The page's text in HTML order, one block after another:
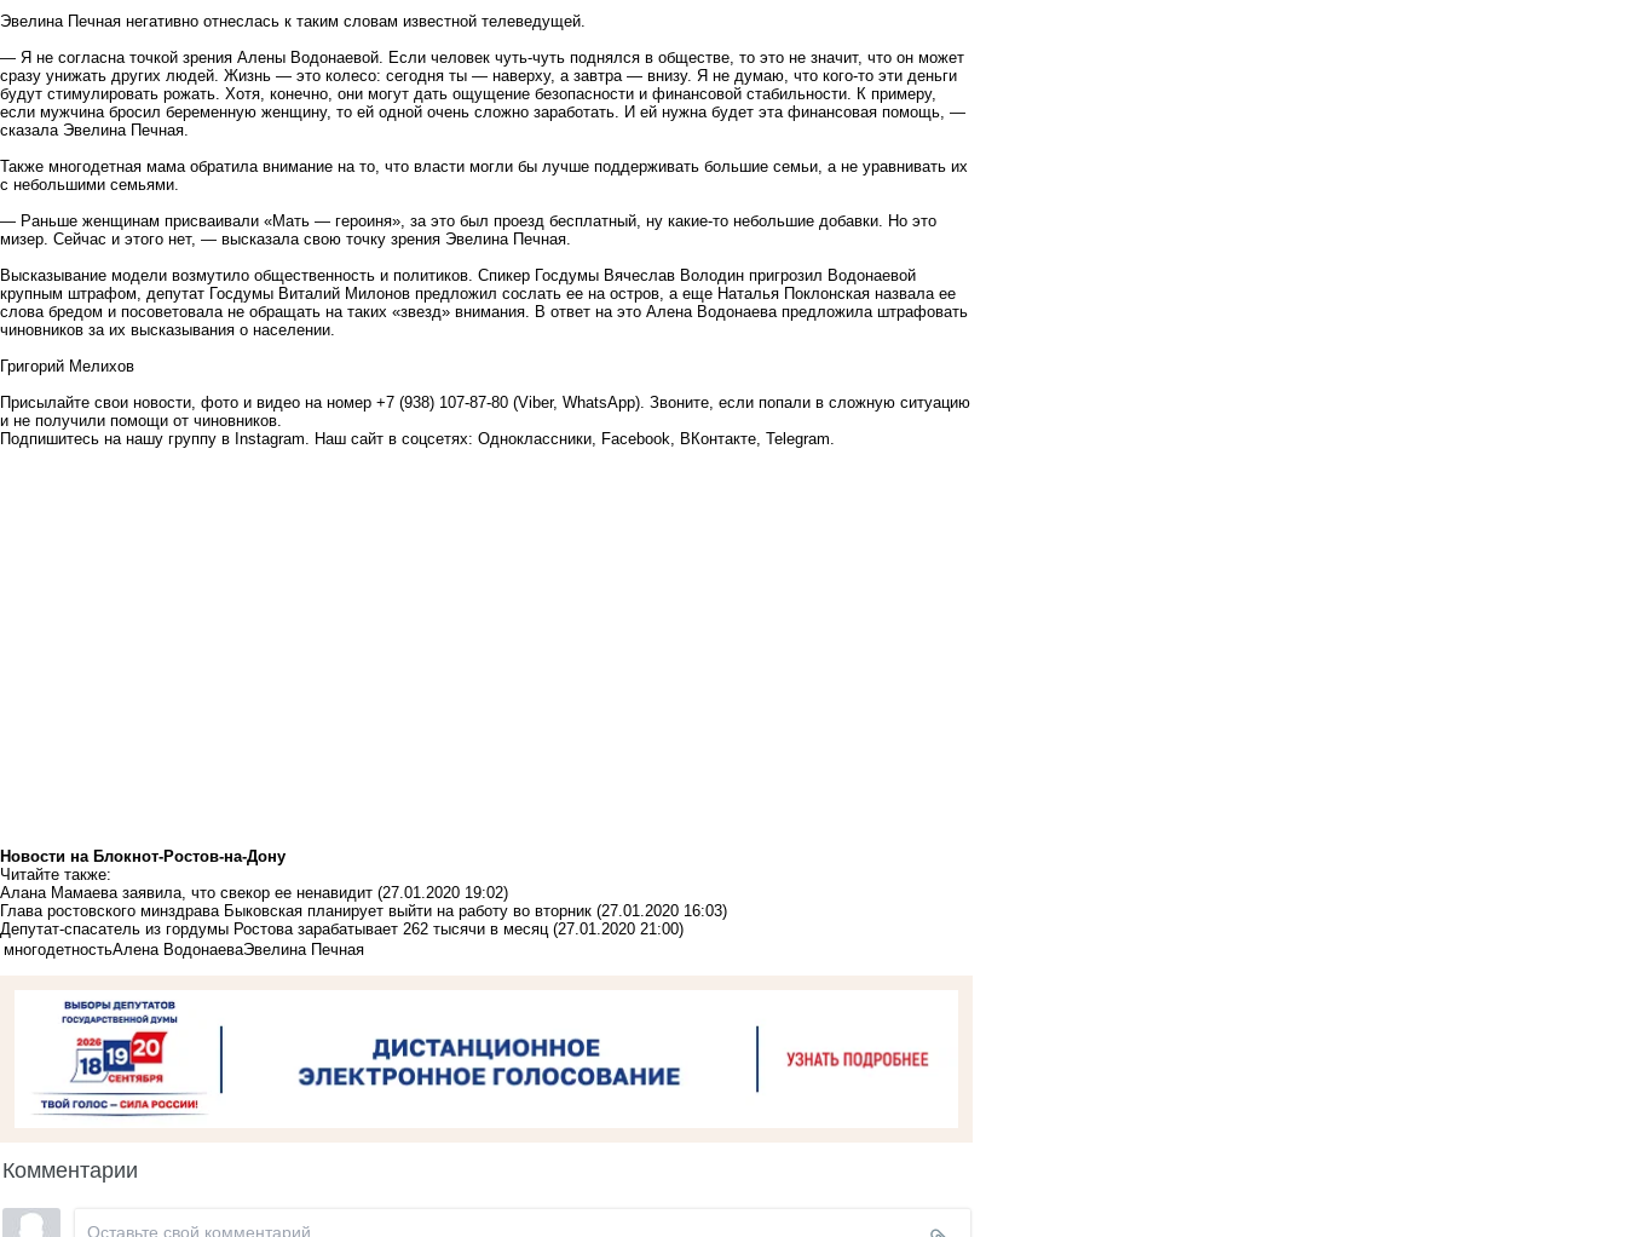
Эвелина Печная негативно отнеслась к таким словам известной телеведущей.
— Я не согласна точкой зрения Алены Водонаевой. Если человек чуть-чуть поднялся в обществе, то это не значит, что он может
сразу унижать других людей. Жизнь — это колесо: сегодня ты — наверху, а завтра — внизу. Я не думаю, что кого-то эти деньги
будут стимулировать рожать. Хотя, конечно, они могут дать ощущение безопасности и финансовой стабильности. К примеру,
если мужчина бросил беременную женщину, то ей одной очень сложно заработать. И ей нужна будет эта финансовая помощь, —
сказала Эвелина Печная.
Также многодетная мама обратила внимание на то, что власти могли бы лучше поддерживать большие семьи, а не уравнивать их
с небольшими семьями.
— Раньше женщинам присваивали «Мать — героиня», за это был проезд бесплатный, ну какие-то небольшие добавки. Но это
мизер. Сейчас и этого нет, — высказала свою точку зрения Эвелина Печная.
Высказывание модели возмутило общественность и политиков. Спикер Госдумы Вячеслав Володин пригрозил Водонаевой
крупным штрафом, депутат Госдумы Виталий Милонов предложил сослать ее на остров, а еще Наталья Поклонская назвала ее
слова бредом и посоветовала не обращать на таких «звезд» внимания. В ответ на это Алена Водонаева предложила штрафовать
чиновников за их высказывания о населении.
Григорий Мелихов
Присылайте свои новости, фото и видео на номер +7 (938) 107-87-80 (Viber, WhatsApp). Звоните, если попали в сложную ситуацию
и не получили помощи от чиновников.
Подпишитесь на нашу группу в Instagram . Наш сайт в соцсетях: Одноклассники Facebook ВКонтакте Telegram
Новости на Блoкнoт-Ростов-на-Дону
Читайте также:
Алана Мамаева заявила, что свекор ее ненавидит (27.01.2020 19:02)
Глава ростовского минздрава Быковская планирует выйти на работу во вторник (27.01.2020 16:03)
Депутат-спасатель из гордумы Ростова зарабатывает 262 тысячи в месяц (27.01.2020 21:00)
многодетностьАлена ВодонаеваЭвелина Печная
Комментарии